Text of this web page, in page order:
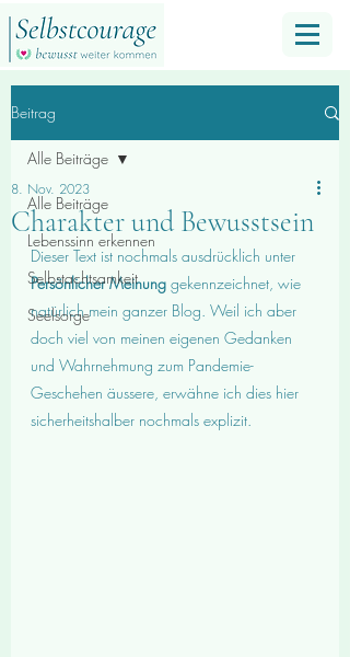
Beitrag
Alle Beiträge
Lebenssinn erkennen
Selbstachtsamkeit
Seelsorge
Alle Beiträge
Charakter und Bewusstsein
8. Nov. 2023
Dieser Text ist nochmals ausdrücklich unter
Persönlicher Meinung gekennzeichnet, wie
natürlich mein ganzer Blog. Weil ich aber
doch viel von meinen eigenen Gedanken
und Wahrnehmung zum Pandemie-
Geschehen äussere, erwähne ich dies hier
sicherheitshalber nochmals explizit.